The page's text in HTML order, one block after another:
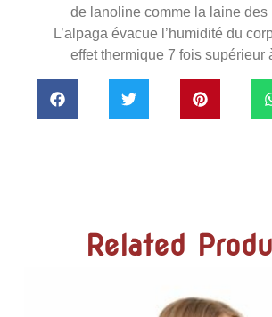
de lanoline comme la laine des
L’alpaga évacue l’humidité du
effet thermique 7 fois supérieur
Related